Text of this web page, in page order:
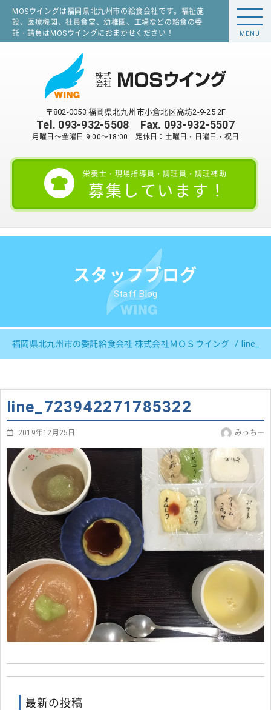
MOSウイングは福岡県北九州市の給食会社です。福祉施
設、医療機関、社員食堂、幼稚園、工場などの給食の委
託・請負はMOSウイングにおまかせください！
〒802-0053 福岡県北九州市小倉北区高坊2-9-25 2F
Tel. 093-932-5508 Fax. 093-932-5507
月曜日～金曜日 9:00～18:00 定休日：土曜日・日曜日・祝日
栄養士・現場指導員・調理員・調理補助
募集しています！
MENU
スタッフブログ
Staff Blog
福岡県北九州市の委託給食会社 株式会社ＭＯＳウイング
line_723942271785322
2019年12月25日 みっちー
最新の投稿